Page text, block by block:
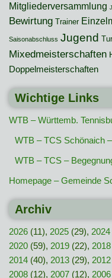
Mitgliederversammlung
Bewirtung Trainer
Saisonabschluss Jugend
Mixedmeisterschaften
Doppelmeisterschaften
Wichtige Links
WTB – Württemb.
WTB – TCS Schönaich
WTB – TCS –
Homepage – Gemeinde
Archiv
2026 (11), 2025 (29), 2024
2020 (59), 2019 (22), 2018
2014 (40), 2013 (29), 2012
2008 (12), 2007 (12), 2006